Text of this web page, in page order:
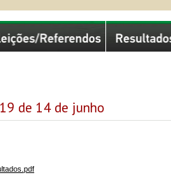
de 14 de junho